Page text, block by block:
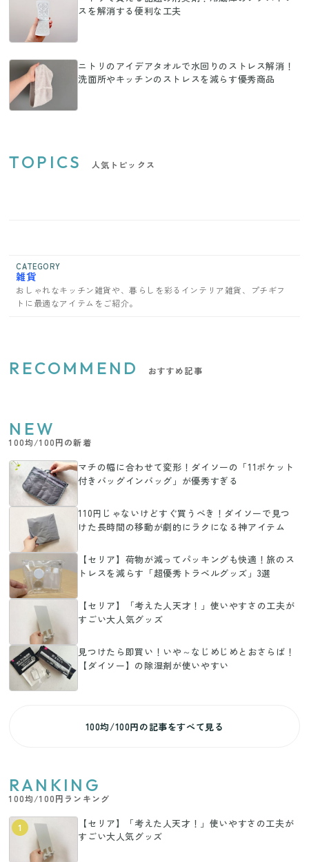
スを解消する便利な工夫
ニトリのアイデアタオルで水回りのストレス解消！
洗面所やキッチンのストレスを減らす優秀商品
TOPICS 人気トピックス
CATEGORY
雑貨
おしゃれなキッチン雑貨や、暮らしを彩るインテリア雑貨、プチギフ
トに最適なアイテムをご紹介。
RECOMMEND おすすめ記事
NEW
100均/100円の新着
マチの幅に合わせて変形！ダイソーの「11ポケット
付きバッグインバッグ」が優秀すぎる
110円じゃないけどすぐ買うべき！ダイソーで見つ
けた長時間の移動が劇的にラクになる神アイテム
【セリア】荷物が減ってパッキングも快適！旅のス
トレスを減らす「超優秀トラベルグッズ」3選
【セリア】「考えた人天才！」使いやすさの工夫が
すごい大人気グッズ
見つけたら即買い！いや～なじめじめとおさらば！
【ダイソー】の除湿剤が使いやすい
100均/100円の記事をすべて見る
RANKING
100均/100円ランキング
1
【セリア】「考えた人天才！」使いやすさの工夫が
すごい大人気グッズ